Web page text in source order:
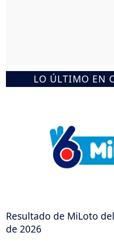
LO ÚLTIMO EN
Resultado de MiLoto
de 2026